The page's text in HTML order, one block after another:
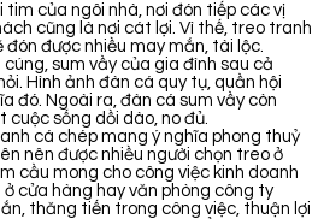
tim của ngôi nhà, nơi đón tiếp các vị
cũng là nơi cát lợi. Vì thế, treo tranh
đón được nhiều may mắn, tài lộc.
cúng, sum vầy của gia đình sau cả
Hình ảnh đàn cá quy tụ, quần hội
đó. Ngoài ra, đàn cá sum vầy còn
cuộc sống dồi dào, no đủ.
cá chép mang ý nghĩa phong thuỷ
nên được nhiều người chọn treo ở
cầu mong cho công việc kinh doanh
cửa hàng hay văn phòng công ty
thăng tiến trong công việc, thuận lợi